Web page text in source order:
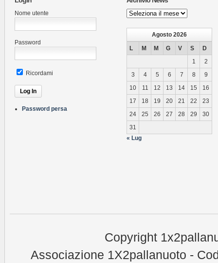
Nome utente
Password
Ricordami
Password persa
Archivio
News
Agosto 2026
L
M M G V S
D
1
2
3
4 5 6 7 8
9
10
11 12 13 14 15
16
17
18 19 20 21 22
23
24
25 26 27 28 29
30
31
« Lug
Copyright
Associazione 1X2pallanuoto -